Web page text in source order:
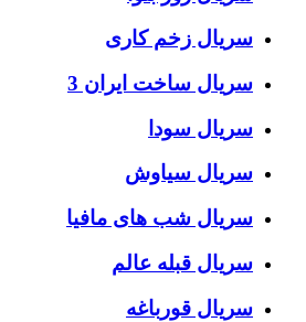
سریال زخم کاری
سریال ساخت ایران 3
سریال سودا
سریال سیاوش
سریال شب های مافیا
سریال قبله عالم
سریال قورباغه